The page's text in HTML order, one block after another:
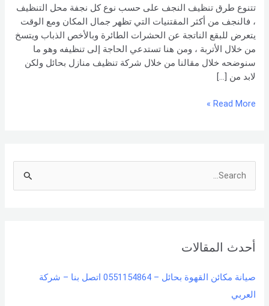
تتنوع طرق تنظيف النجف على حسب نوع كل نجفة محل التنظيف
، فالنجف من أكثر المقتنيات التي تظهر جمال المكان ومع الوقت
يتعرض للبقع الناتجة عن الحشرات الطائرة وبالأخص الذباب ويتسخ
من خلال الأتربة ، ومن هنا تستدعي الحاجة إلى تنظيفه وهو ما
سنوضحه خلال مقالنا من خلال شركة تنظيف منازل بحائل ولكن
لابد من […]
Read More »
c
f
o
أحدث المقالات
صيانة مكائن القهوة بحائل – 0551154864 اتصل بنا – شركة
العربي